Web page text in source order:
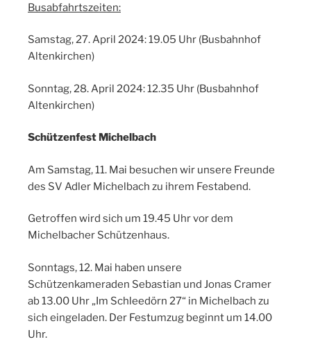
Busabfahrtszeiten:
Samstag, 27. April 2024: 19.05 Uhr (Busbahnhof
Altenkirchen)
Sonntag, 28. April 2024: 12.35 Uhr (Busbahnhof
Altenkirchen)
Schützenfest Michelbach
Am Samstag, 11. Mai besuchen wir unsere Freunde
des SV Adler Michelbach zu ihrem Festabend.
Getroffen wird sich um 19.45 Uhr vor dem
Michelbacher Schützenhaus.
Sonntags, 12. Mai haben unsere
Schützenkameraden Sebastian und Jonas Cramer
ab 13.00 Uhr „Im Schleedörn 27“ in Michelbach zu
sich eingeladen. Der Festumzug beginnt um 14.00
Uhr.